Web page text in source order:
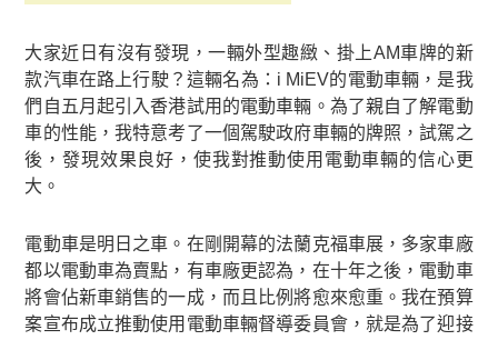
大家近日有沒有發現，一輛外型趣緻、掛上AM車牌的新
款汽車在路上行駛？這輛名為：i MiEV的電動車輛，是我
們自五月起引入香港試用的電動車輛。為了親自了解電動
車的性能，我特意考了一個駕駛政府車輛的牌照，試駕之
後，發現效果良好，使我對推動使用電動車輛的信心更
大。
電動車是明日之車。在剛開幕的法蘭克福車展，多家車廠
都以電動車為賣點，有車廠更認為，在十年之後，電動車
將會佔新車銷售的一成，而且比例將愈來愈重。我在預算
案宣布成立推動使用電動車輛督導委員會，就是為了迎接